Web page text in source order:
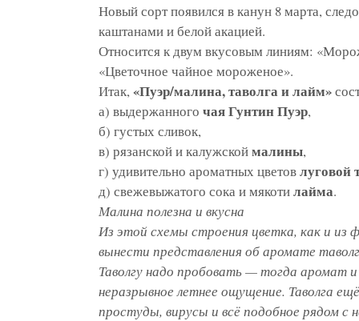
Новый сорт появился в канун 8 марта,
каштанами и белой акацией.
Относится к двум вкусовым линиям:
«Цветочное чайное мороженое».
Итак, «Пуэр/малина, таволга и лайм»
а) выдержанного чая Гунтин Пуэр,
б) густых сливок,
в) рязанской и калужскоймалины,
г) удивительно ароматных цветовлуговой
д) свежевыжатого сока и мякотилайма.
Малина полезна и вкусна
Из этой схемы строения цветка, как и
вынести представления об аромате
Таволгу надо пробовать — тогда аромат
неразрывное летнее ощущение. Таволга
простуды, вирусы и всё подобное рядом с